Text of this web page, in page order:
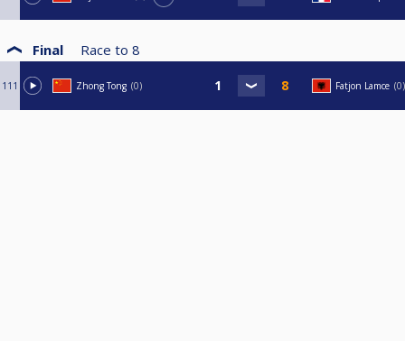
Final Race to 8
111 Zhong Tong 0 Fatjon Lamce 0